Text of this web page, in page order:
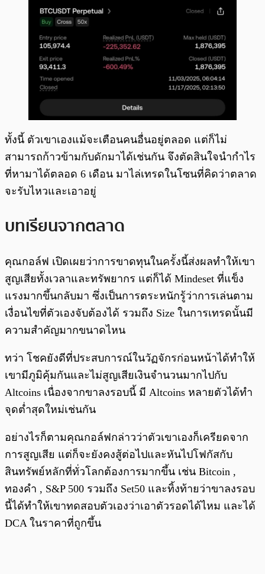
ทั้งนี้ ตัวเขาเองแม้จะเตือนคนอื่นอยู่ตลอด แต่ก็ไม่
สามารถก้าวข้ามกับดักมาได้เช่นกัน จึงตัดสินใจนำกำไร
ที่หามาได้ตลอด 6 เดือน มาไล่เทรดในโซนที่คิดว่าตลาด
จะรับไหวและเอาอยู่
บทเรียนจากตลาด
คุณกอล์ฟ เปิดเผยว่าการขาดทุนในครั้งนี้ส่งผลทำให้เขา
สูญเสียทั้งเวลาและทรัพยากร แต่ก็ได้ Mindeset ที่แข็ง
แรงมากขึ้นกลับมา ซึ่งเป็นการตระหนักรู้ว่าการเล่นตาม
เงื่อนไขที่ตัวเองจับต้องได้ รวมถึง Size ในการเทรดนั้นมี
ความสำคัญมากขนาดไหน
ทว่า โชคยังดีที่ประสบการณ์ในวัฏจักรก่อนหน้าได้ทำให้
เขามีภูมิคุ้มกันและไม่สูญเสียเงินจำนวนมากไปกับ
Altcoins เนื่องจากขาลงรอบนี้ มี Altcoins หลายตัวได้ทำ
จุดต่ำสุดใหม่เช่นกัน
อย่างไรก็ตามคุณกอล์ฟกล่าวว่าตัวเขาเองก็เครียดจาก
การสูญเสีย แต่ก็จะยังคงสู้ต่อไปและหันไปโฟกัสกับ
สินทรัพย์หลักที่ทั่วโลกต้องการมากขึ้น เช่น Bitcoin ,
ทองคำ , S&P 500 รวมถึง Set50 และทิ้งท้ายว่าขาลงรอบ
นี้ได้ทำให้เขาทดสอบตัวเองว่าเอาตัวรอดได้ไหม และได้
DCA ในราคาที่ถูกขึ้น